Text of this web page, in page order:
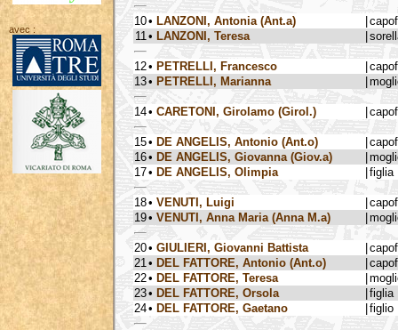
avec :
10• LANZONI, Antonia (Ant.a)
11 • LANZONI, Teresa
12• PETRELLI, Francesco
13• PETRELLI, Marianna
14• CARETONI, Girolamo (Girol.)
15• DE ANGELIS, Antonio (Ant.o)
16• DE ANGELIS, Giovanna (Giov.a)
17• DE ANGELIS, Olimpia figlia
18• VENUTI, Luigi
19• VENUTI, Anna Maria (Anna M.a)
20• GIULIERI, Giovanni Battista
21 • DEL FATTORE, Antonio (Ant.o)
22• DEL FATTORE, Teresa
23• DEL FATTORE, Orsola
figlia
24• DEL FATTORE, Gaetano figlio